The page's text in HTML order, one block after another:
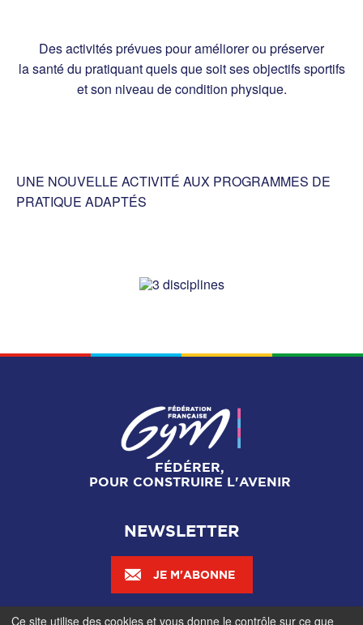
Des activités prévues pour améliorer ou préserver
la santé du pratiquant quels que soit ses objectifs sportifs
et son niveau de condition physique.
UNE NOUVELLE ACTIVITÉ AUX PROGRAMMES DE
PRATIQUE ADAPTÉS
FÉDÉRER,
POUR CONSTRUIRE L'AVENIR
NEWSLETTER
JE M'ABONNE
Ce site utilise des cookies et vous donne le contrôle sur ce que